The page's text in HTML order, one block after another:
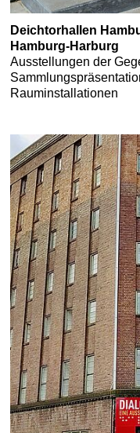
Deichtorhallen
Hamburg-Harburg
Ausstellungen der
Rauminstallationen